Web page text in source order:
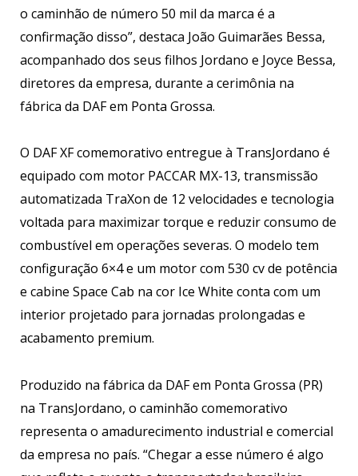
o caminhão de número 50 mil da marca é a
confirmação disso”, destaca João Guimarães Bessa,
acompanhado dos seus filhos Jordano e Joyce Bessa,
diretores da empresa, durante a cerimônia na
fábrica da DAF em Ponta Grossa.
O DAF XF comemorativo entregue à TransJordano é
equipado com motor PACCAR MX-13, transmissão
automatizada TraXon de 12 velocidades e tecnologia
voltada para maximizar torque e reduzir consumo de
combustível em operações severas. O modelo tem
configuração 6×4 e um motor com 530 cv de potência
e cabine Space Cab na cor Ice White conta com um
interior projetado para jornadas prolongadas e
acabamento premium.
Produzido na fábrica da DAF em Ponta Grossa (PR)
na TransJordano, o caminhão comemorativo
representa o amadurecimento industrial e comercial
da empresa no país. “Chegar a esse número é algo